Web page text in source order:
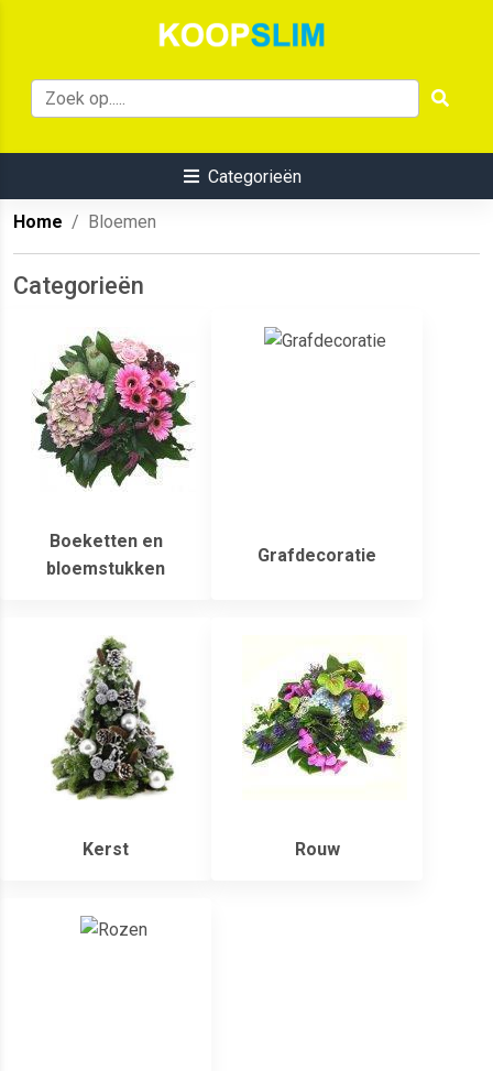
Categorieën
Home Bloemen
Categorieën
Boeketten en
bloemstukken
Grafdecoratie
Kerst Rouw